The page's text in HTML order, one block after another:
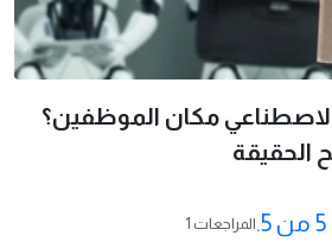
مكان الموظفين؟
الحقيقة
1 المراجعات